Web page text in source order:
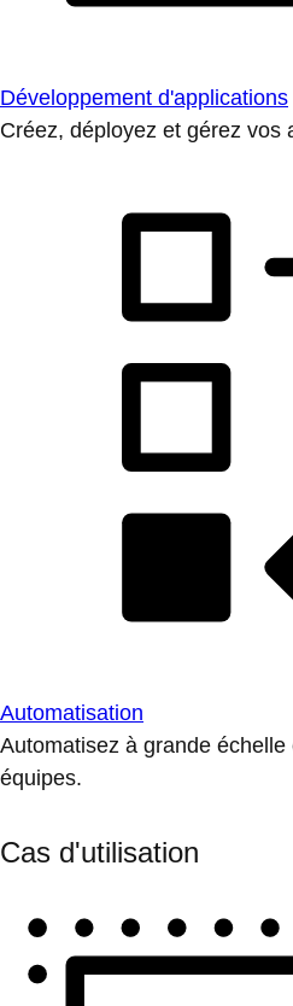
Développement d'applications
Créez, déployez et gérez vos
Automatisation
Automatisez à grande
équipes.
Cas d'utilisation